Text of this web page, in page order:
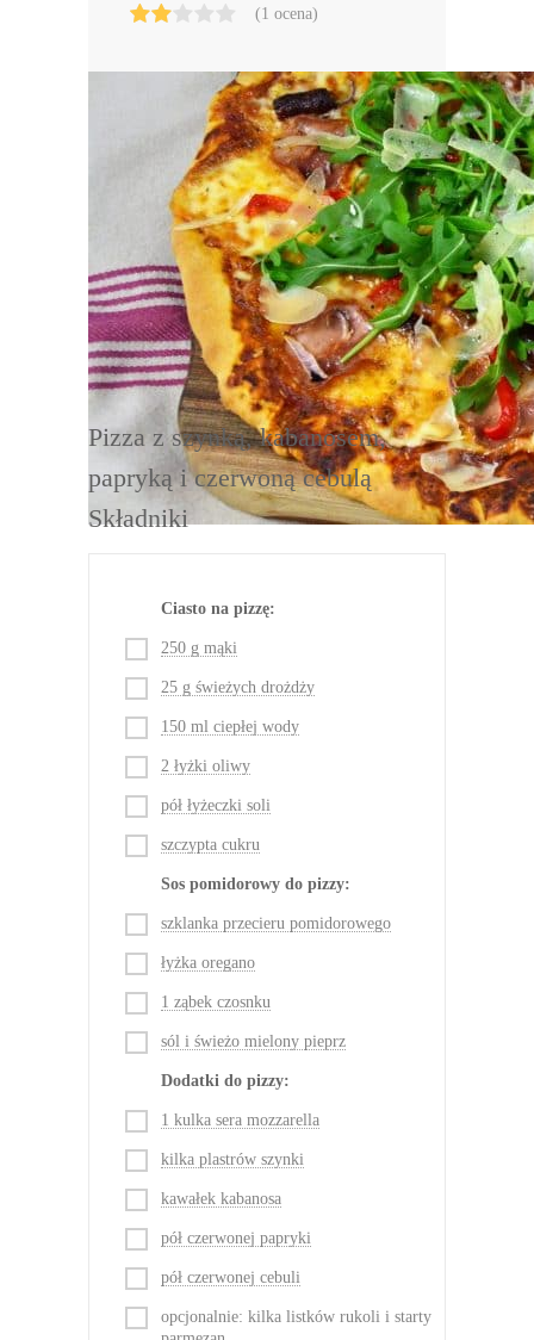
(1 ocena)
DRUKUJ
Pizza z szynką, kabanosem,
papryką i czerwoną cebulą
Składniki
Ciasto na pizzę:
250 g mąki
25 g świeżych drożdży
150 ml ciepłej wody
2 łyżki oliwy
pół łyżeczki soli
szczypta cukru
Sos pomidorowy do pizzy:
szklanka przecieru pomidorowego
łyżka oregano
1 ząbek czosnku
sól i świeżo mielony pieprz
Dodatki do pizzy:
1 kulka sera mozzarella
kilka plastrów szynki
kawałek kabanosa
pół czerwonej papryki
pół czerwonej cebuli
opcjonalnie: kilka listków rukoli i starty